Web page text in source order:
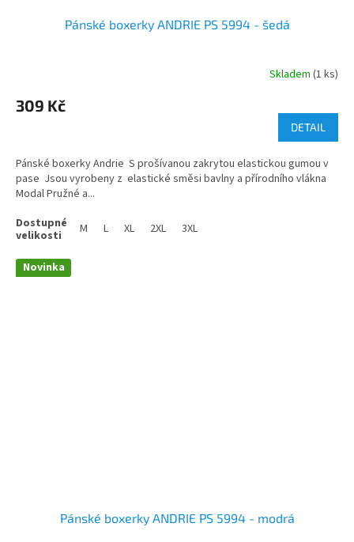
Pánské boxerky ANDRIE PS 5994 - šedá
Skladem (1 ks)
309 Kč
DETAIL
Pánské boxerky Andrie S prošívanou zakrytou elastickou gumou v
pase Jsou vyrobeny z elastické směsi bavlny a přírodního vlákna
Modal Pružné a...
M L XL 2XL 3XL
Novinka
Pánské boxerky ANDRIE PS 5994 - modrá